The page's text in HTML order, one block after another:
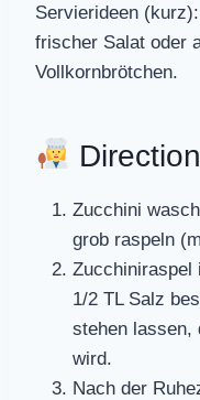
Servierideen
frischer Salat oder
Vollkornbrötchen.
Zucchini
grob raspeln
Zucchiniraspel
1/2 TL Salz
stehen lassen,
wird.
Nach der